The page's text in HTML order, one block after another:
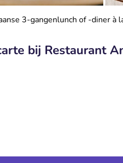
3-gangenlunch of -diner à
bij Restaurant